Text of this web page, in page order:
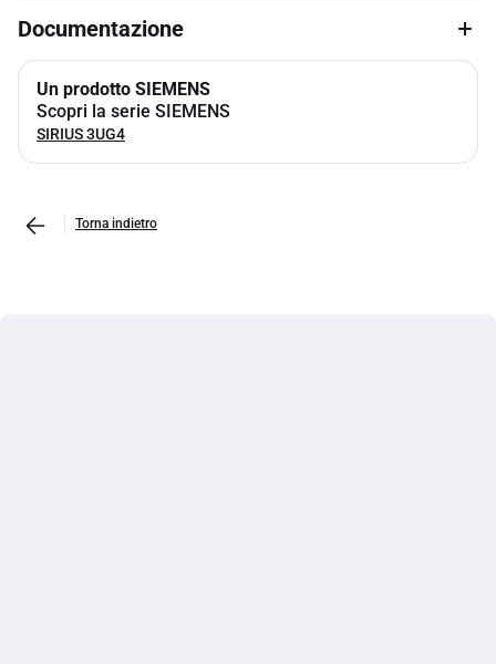
Documentazione
Un prodotto SIEMENS
Scopri la serie SIEMENS
SIRIUS 3UG4
Torna indietro